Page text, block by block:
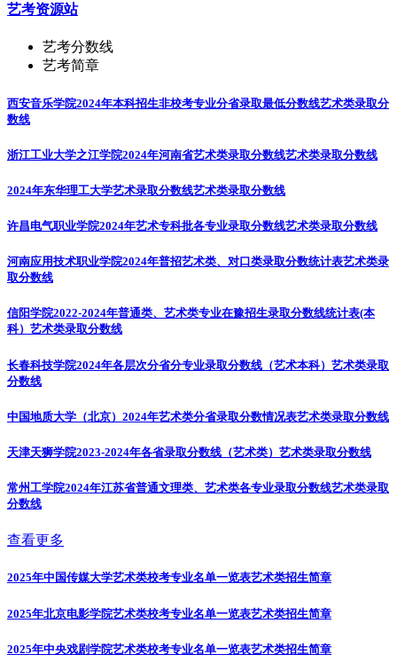
艺考资源站
艺考分数线
艺考简章
西安音乐学院2024年本科招生非校考专业分省录取最低分数线艺术类录取分
数线
浙江工业大学之江学院2024年河南省艺术类录取分数线艺术类录取分数线
2024年东华理工大学艺术录取分数线艺术类录取分数线
许昌电气职业学院2024年艺术专科批各专业录取分数线艺术类录取分数线
河南应用技术职业学院2024年普招艺术类、对口类录取分数统计表艺术类录
取分数线
信阳学院2022-2024年普通类、艺术类专业在豫招生录取分数线统计表(本
科） 艺术类录取分数线
长春科技学院2024年各层次分省分专业录取分数线（艺术本科） 艺术类录取
分数线
中国地质大学（北京）2024年艺术类分省录取分数情况表艺术类录取分数线
天津天狮学院2023-2024年各省录取分数线（艺术类） 艺术类录取分数线
常州工学院2024年江苏省普通文理类、艺术类各专业录取分数线艺术类录取
分数线
查看更多
2025年中国传媒大学艺术类校考专业名单一览表艺术类招生简章
2025年北京电影学院艺术类校考专业名单一览表艺术类招生简章
2025年中央戏剧学院艺术类校考专业名单一览表艺术类招生简章